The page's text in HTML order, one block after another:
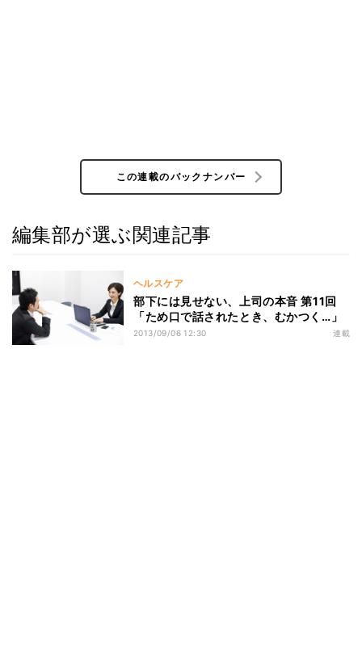
この連載のバックナンバー
編集部が選ぶ関連記事
ヘルスケア
部下には見せない、上司の本音 第11回
「ため口で話されたとき、むかつく…」
2013/09/06 12:30 連載